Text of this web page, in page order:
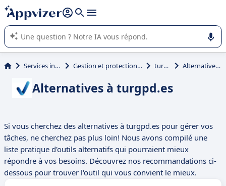
répondre (plusieurs lignes avec
L'IA de Appvizer vous guide dans l'utilisation ou la sélection de
logiciel SaaS en entreprise.
Services informatiques Gestion et protection des données (RGPD) turgpd.es Alternatives à turgpd.es
Alternatives à turgpd.es
Si vous cherchez des alternatives à turgpd.es pour gérer vos
tâches, ne cherchez pas plus loin! Nous avons compilé une
liste pratique d'outils alternatifs qui pourraient mieux
répondre à vos besoins. Découvrez nos recommandations ci-
dessous pour trouver l'outil qui vous convient le mieux.